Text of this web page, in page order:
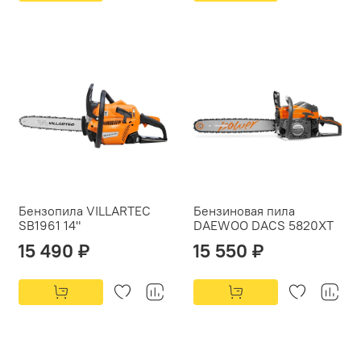
Бензопила VILLARTEC
SB1961 14"
15 490 ₽
Бензиновая пила
DAEWOO DACS 5820XT
15 550 ₽